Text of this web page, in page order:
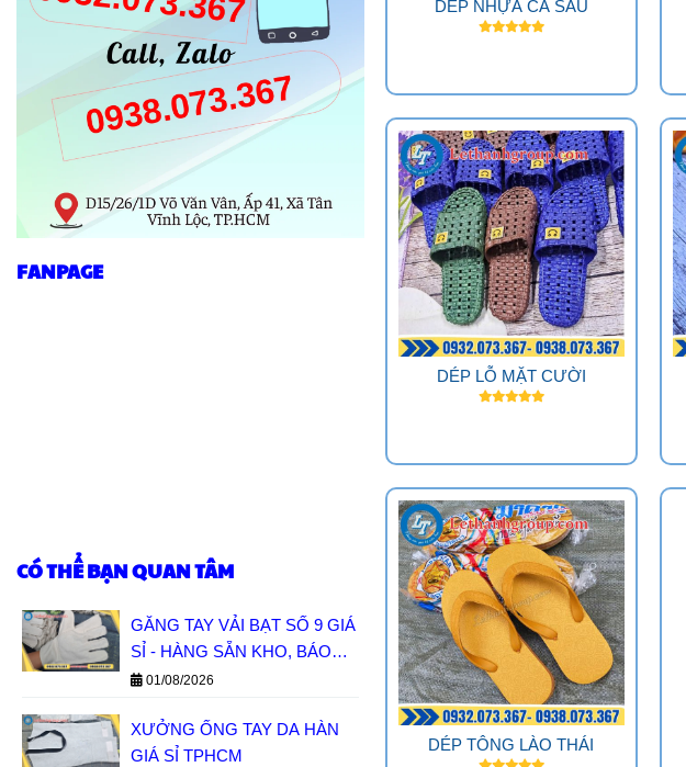
DÉP NHỰA CÁ SẤU
DÉP LỖ MẶT CƯỜI
DÉP TÔNG LÀO THÁI
FANPAGE
CÓ THỂ BẠN QUAN TÂM
GĂNG TAY VẢI BẠT SỐ 9 GIÁ
SỈ - HÀNG SẴN KHO, BÁO
GIÁ NHANH
01/08/2026
XƯỞNG ỐNG TAY DA HÀN
GIÁ SỈ TPHCM